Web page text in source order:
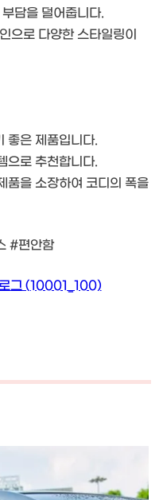
담을 덜어줍니다.
으로 다양한 스타일링이
좋은 제품입니다.
으로 추천합니다.
품을 소장하여 코디의 폭을
#편안함